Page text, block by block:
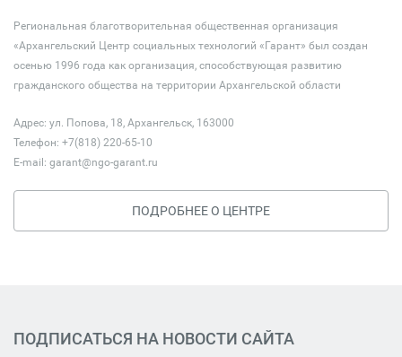
Региональная благотворительная общественная организация
«Архангельский Центр социальных технологий «Гарант» был создан
осенью 1996 года как организация, способствующая развитию
гражданского общества на территории Архангельской области
Адрес: ул. Попова, 18, Архангельск, 163000
Телефон: +7(818) 220-65-10
E-mail: garant@ngo-garant.ru
ПОДРОБНЕЕ О ЦЕНТРЕ
ПОДПИСАТЬСЯ НА НОВОСТИ САЙТА